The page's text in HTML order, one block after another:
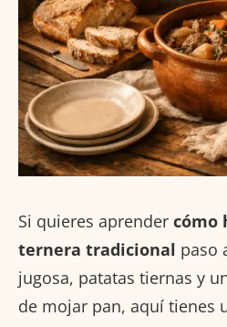
Si quieres aprender cómo
ternera tradicional paso
jugosa, patatas tiernas y
de mojar pan, aquí tienes